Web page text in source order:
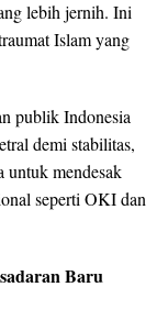
lebih jernih. Ini
Islam yang
publik Indonesia
demi stabilitas,
untuk mendesak
seperti OKI dan
Baru